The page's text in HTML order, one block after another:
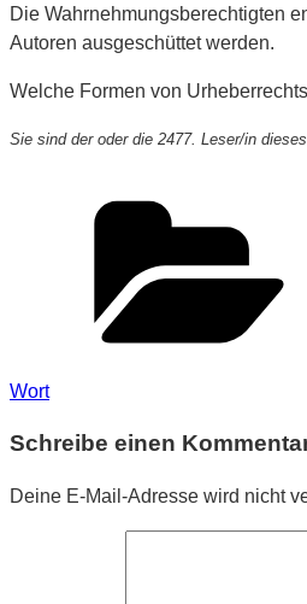
Die Wahrnehmungsberechtigten
Autoren ausgeschüttet werden.
Welche Formen von
Sie sind der oder die 2477. Leser/in
Wort
Schreibe einen
Deine E-Mail-Adresse wird nicht